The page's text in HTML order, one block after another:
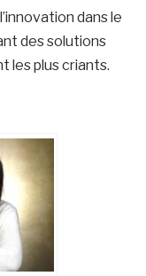
dans le
des solutions
les plus criants.